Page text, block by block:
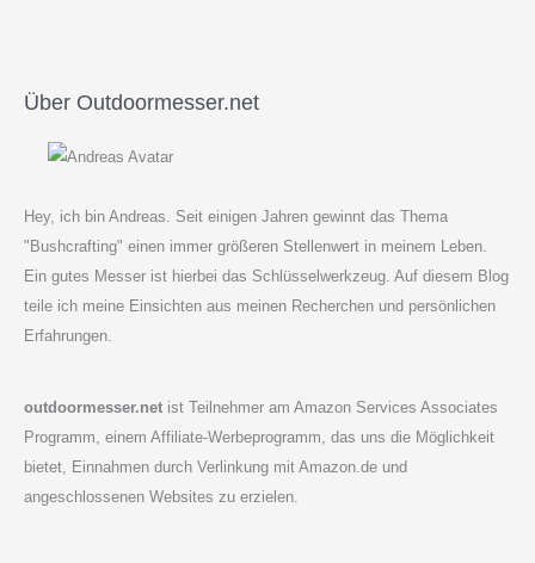
Über Outdoormesser.net
Hey, ich bin Andreas. Seit einigen Jahren gewinnt das Thema
"Bushcrafting" einen immer größeren Stellenwert in meinem Leben.
Ein gutes Messer ist hierbei das Schlüsselwerkzeug. Auf diesem Blog
teile ich meine Einsichten aus meinen Recherchen und persönlichen
Erfahrungen.
outdoormesser.netist Teilnehmer am Amazon Services Associates
Programm, einem Affiliate-Werbeprogramm, das uns die Möglichkeit
bietet, Einnahmen durch Verlinkung mit Amazon.de und
angeschlossenen Websites zu erzielen.